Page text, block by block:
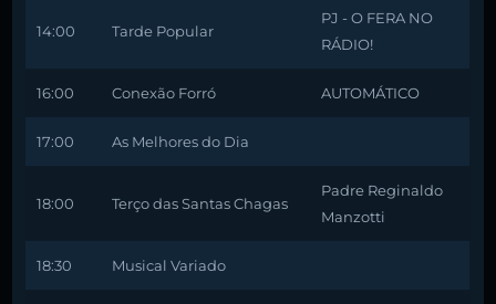
14:00 Tarde Popular
PJ - O FERA NO
RÁDIO!
16:00 Conexão Forró AUTOMÁTICO
17:00 As Melhores do Dia
18:00 Terço das Santas Chagas
Padre Reginaldo
Manzotti
18:30 Musical Variado